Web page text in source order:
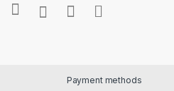
Payment methods